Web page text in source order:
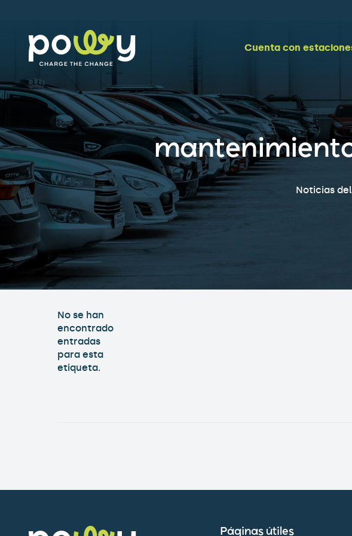
Cuenta con
Noticias
No se han
encontrado
entradas
para esta
etiqueta.
Páginas útiles